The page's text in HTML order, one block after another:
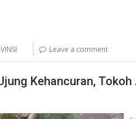
Leave a comment
Kehancuran,